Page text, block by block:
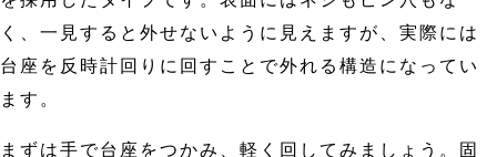
く、一見すると外せないように見えますが、実際には
台座を反時計回りに回すことで外れる構造になってい
ます。
まずは手で台座をつかみ、軽く回してみましょう。固